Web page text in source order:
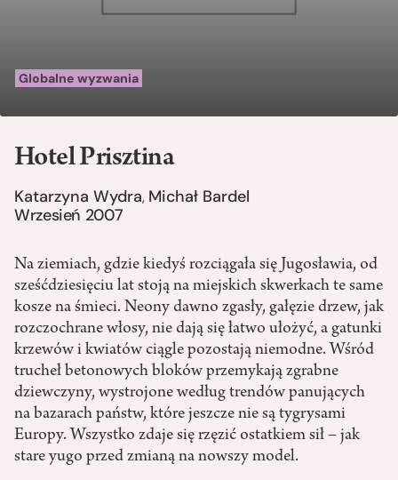
Globalne wyzwania
Hotel Prisztina
Katarzyna Wydra, Michał Bardel
Wrzesień 2007
Na ziemiach, gdzie kiedyś rozciągała się Jugosławia, od
sześćdziesięciu lat stoją na miejskich skwerkach te same
kosze na śmieci. Neony dawno zgasły, gałęzie drzew, jak
rozczochrane włosy, nie dają się łatwo ułożyć, a gatunki
krzewów i kwiatów ciągle pozostają niemodne. Wśród
trucheł betonowych bloków przemykają zgrabne
dziewczyny, wystrojone według trendów panujących
na bazarach państw, które jeszcze nie są tygrysami
Europy. Wszystko zdaje się rzęzić ostatkiem sił – jak
stare yugo przed zmianą na nowszy model.